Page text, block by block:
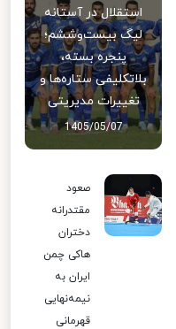
استقلال در آستانه
لیگ بیست‌وششم؛
پنجره بسته،
بلاتکلیفی ستاره‌ها و
تغییرات مدیریتی
1405/05/07
صعود
مقتدرانه
دختران
هاکی چمن
ایران به
نیمه‌نهایی
قهرمانی